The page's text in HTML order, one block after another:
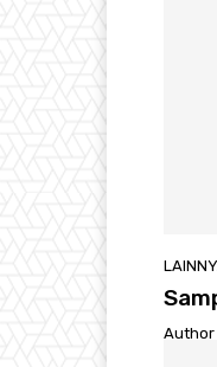
Author